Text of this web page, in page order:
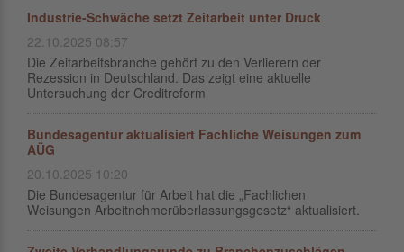
Industrie-Schwäche setzt Zeitarbeit unter Druck
22.10.2025 08:57
Die Zeitarbeitsbranche gehört zu den Verlierern der
Rezession in Deutschland. Das zeigt eine aktuelle
Untersuchung der Creditreform
Bundesagentur aktualisiert Fachliche Weisungen zum
AÜG
20.10.2025 10:20
Die Bundesagentur für Arbeit hat die „Fachlichen
Weisungen Arbeitnehmerüberlassungsgesetz“ aktualisiert.